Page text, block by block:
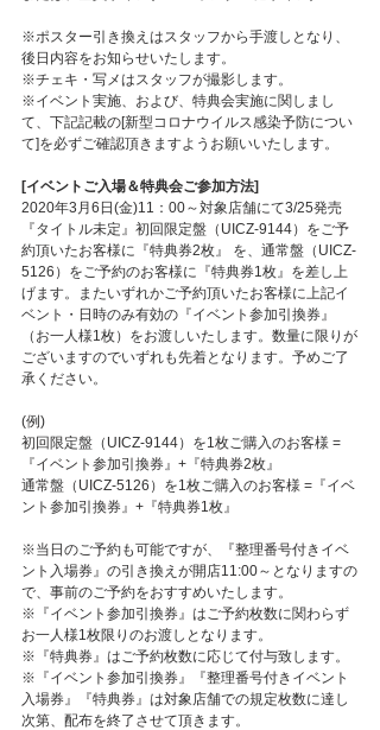
※ポスター引き換えはスタッフから手渡しとなり、
後日内容をお知らせいたします。
※チェキ・写メはスタッフが撮影します。
※イベント実施、および、特典会実施に関しまし
て、下記記載の[新型コロナウイルス感染予防につい
て]を必ずご確認頂きますようお願いいたします。
[イベントご入場＆特典会ご参加方法]
2020年3月6日(金)11：00～対象店舗にて3/25発売
『タイトル未定』初回限定盤（UICZ-9144）をご予
約頂いたお客様に『特典券2枚』 を、通常盤（UICZ-
5126）をご予約のお客様に『特典券1枚』を差し上
げます。またいずれかご予約頂いたお客様に上記イ
ベント・日時のみ有効の『イベント参加引換券』
（お一人様1枚）をお渡しいたします。数量に限りが
ございますのでいずれも先着となります。予めご了
承ください。
(例)
初回限定盤（UICZ-9144）を1枚ご購入のお客様 =
『イベント参加引換券』+『特典券2枚』
通常盤（UICZ-5126）を1枚ご購入のお客様 =『イベ
ント参加引換券』+『特典券1枚』
※当日のご予約も可能ですが、『整理番号付きイベ
ント入場券』の引き換えが開店11:00～となりますの
で、事前のご予約をおすすめいたします。
※『イベント参加引換券』はご予約枚数に関わらず
お一人様1枚限りのお渡しとなります。
※『特典券』はご予約枚数に応じて付与致します。
※『イベント参加引換券』『整理番号付きイベント
入場券』『特典券』は対象店舗での規定枚数に達し
次第、配布を終了させて頂きます。